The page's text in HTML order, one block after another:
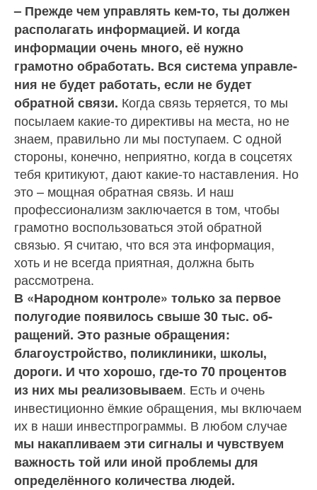
– Прежде чем управлять кем-то, ты должен
распола­гать информацией. И когда
информации очень много, её нужно
грамотно обрабо­тать. Вся система управле­
ния не будет работать, если не будет
обратной связи. Когда связь теряется, то мы
посыла­ем какие‑то директивы на ме­ста, но не
знаем, правильно ли мы поступаем. С одной
сторо­ны, конечно, неприятно, когда в соцсетях
тебя критикуют, дают какие‑то наставления. Но
это – мощная обратная связь. И наш
профессионализм заключается в том, чтобы
грамотно восполь­зоваться этой обратной
связью. Я считаю, что вся эта информа­ция,
хоть и не всегда приятная, должна быть
рассмотрена.
В «Народном контроле» только за первое
полугодие появилось свыше 30 тыс. об­
ращений. Это разные обраще­ния:
благоустройство, поликлиники, школы,
дороги. И что хорошо, где‑то 70 процентов
из них мы реализовываем. Есть и очень
инвестиционно ём­кие обращения, мы включаем
их в наши инвестпрограммы. В любом случае
мы накапли­ваем эти сигналы и чувствуем
важность той или иной про­блемы для
определённого ко­личества людей.